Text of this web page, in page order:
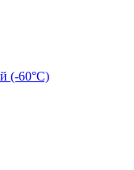
(-60°С)